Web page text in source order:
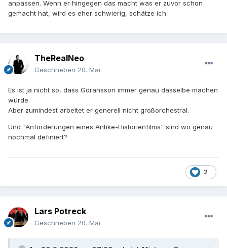
anpassen. Wenn er hingegen das macht was er zuvor schon
gemacht hat, wird es eher schwierig, schätze ich.
TheRealNeo
Geschrieben 20. Mai
Es ist ja nicht so, dass Göransson immer genau dasselbe machen
würde.
Aber zumindest arbeitet er generell nicht großorchestral.
Und "Anforderungen eines Antike-Historienfilms" sind wo genau
nochmal definiert?
2
Lars Potreck
Geschrieben 20. Mai